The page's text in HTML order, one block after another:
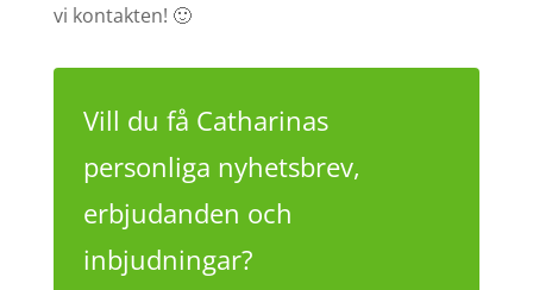
vi kontakten! 🙂
Vill du få Catharinas
personliga nyhetsbrev,
erbjudanden och
inbjudningar?